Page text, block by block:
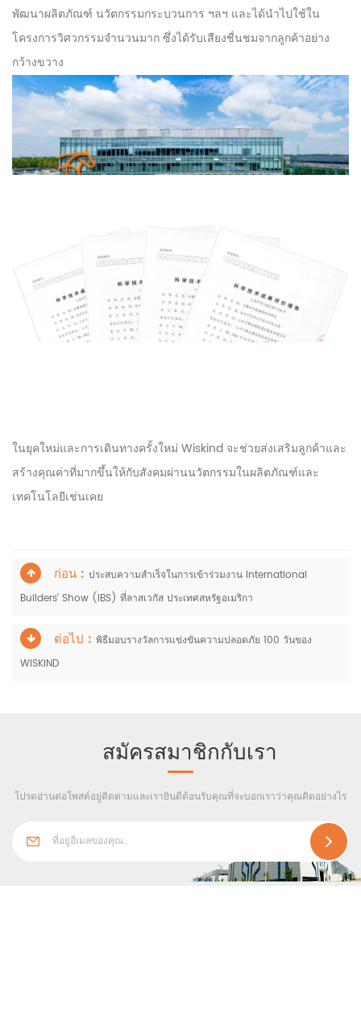
พัฒนาผลิตภัณฑ์ นวัตกรรมกระบวนการ ฯลฯ และได้นำไปใช้ใน
โครงการวิศวกรรมจำนวนมาก ซึ่งได้รับเสียงชื่นชมจากลูกค้าอย่าง
กว้างขวาง
ในยุคใหม่และการเดินทางครั้งใหม่ Wiskind จะช่วยส่งเสริมลูกค้าและ
สร้างคุณค่าที่มากขึ้นให้กับสังคมผ่านนวัตกรรมในผลิตภัณฑ์และ
เทคโนโลยีเช่นเคย
ก่อน : ประสบความสำเร็จในการเข้าร่วมงาน International
Builders' Show (IBS) ที่ลาสเวกัส ประเทศสหรัฐอเมริกา
ต่อไป : พิธีมอบรางวัลการแข่งขันความปลอดภัย 100 วันของ
WISKIND
สมัครสมาชิกกับเรา
โปรดอ่านต่อโพสต์อยู่ติดตามและเรายินดีต้อนรับคุณที่จะบอกเราว่าคุณคิดอย่างไร